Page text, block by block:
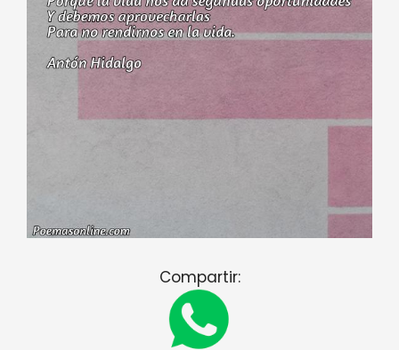
Compartir: